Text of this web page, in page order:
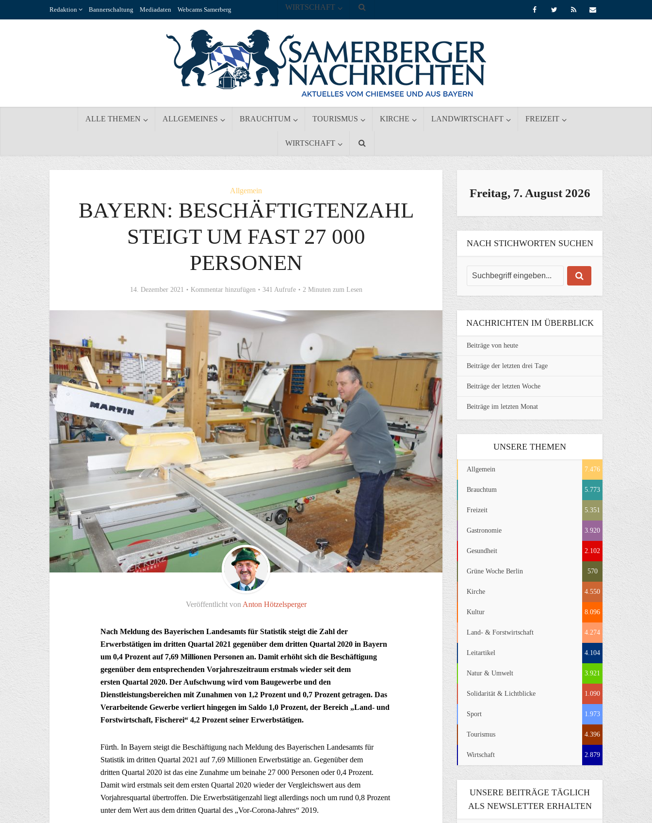
Redaktion Bannerschaltung Mediadaten Webcams Samerberg
ALLE THEMEN ALLGEMEINES BRAUCHTUM TOURISMUS KIRCHE LANDWIRTSCHAFT FREIZEIT
WIRTSCHAFT
WIRTSCHAFT
Allgemein
BAYERN: BESCHÄFTIGTENZAHL
STEIGT UM FAST 27 000
PERSONEN
14. Dezember 2021 Kommentar hinzufügen 341 Aufrufe 2 Minuten zum Lesen
Veröffentlicht von Anton Hötzelsperger
Nach Meldung des Bayerischen Landesamts für Statistik steigt die Zahl der
Erwerbstätigen im dritten Quartal 2021 gegenüber dem dritten Quartal 2020 in Bayern
um 0,4 Prozent auf 7,69 Millionen Personen an. Damit erhöht sich die Beschäftigung
gegenüber dem entsprechenden Vorjahreszeitraum erstmals wieder seit dem
ersten Quartal 2020. Der Aufschwung wird vom Baugewerbe und den
Dienstleistungsbereichen mit Zunahmen von 1,2 Prozent und 0,7 Prozent getragen. Das
Verarbeitende Gewerbe verliert hingegen im Saldo 1,0 Prozent, der Bereich „Land- und
Forstwirtschaft, Fischerei“ 4,2 Prozent seiner Erwerbstätigen.
Fürth. In Bayern steigt die Beschäftigung nach Meldung des Bayerischen Landesamts für
Statistik im dritten Quartal 2021 auf 7,69 Millionen Erwerbstätige an. Gegenüber dem
dritten Quartal 2020 ist das eine Zunahme um beinahe 27 000 Personen oder 0,4 Prozent.
Damit wird erstmals seit dem ersten Quartal 2020 wieder der Vergleichswert aus dem
Vorjahresquartal übertroffen. Die Erwerbstätigenzahl liegt allerdings noch um rund 0,8 Prozent
unter dem Wert aus dem dritten Quartal des „Vor-Corona-Jahres“ 2019.
Freitag, 7. August 2026
NACH STICHWORTEN SUCHEN
NACHRICHTEN IM ÜBERBLICK
Beiträge von heute
Beiträge der letzten drei Tage
Beiträge der letzten Woche
Beiträge im letzten Monat
UNSERE THEMEN
Allgemein 7.476
Brauchtum 5.773
Freizeit 5.351
Gastronomie 3.920
Gesundheit 2.102
Grüne Woche Berlin 570
Kirche 4.550
Kultur 8.096
Land- & Forstwirtschaft 4.274
Leitartikel 4.104
Natur & Umwelt 3.921
Solidarität & Lichtblicke 1.090
Sport 1.973
Tourismus 4.396
Wirtschaft 2.879
UNSERE BEITRÄGE TÄGLICH
ALS NEWSLETTER ERHALTEN